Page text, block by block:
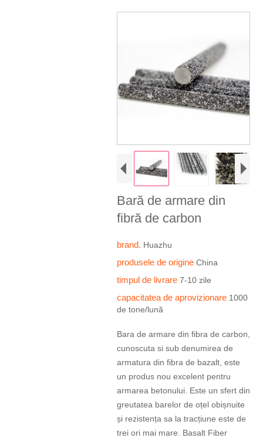
Bară de armare din
fibră de carbon
brand. Huazhu
produsele de origine China
timpul de livrare 7-10 zile
capacitatea de aprovizionare 1000
de tone/lună
Bara de armare din fibra de carbon,
cunoscuta si sub denumirea de
armatura din fibra de bazalt, este
un produs nou excelent pentru
armarea betonului. Este un sfert din
greutatea barelor de oțel obișnuite
și rezistența sa la tracțiune este de
trei ori mai mare. Basalt Fiber